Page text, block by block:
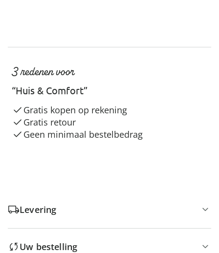
3 redenen voor
“Huis & Comfort”
Gratis kopen op rekening
Gratis retour
Geen minimaal bestelbedrag
Levering
Uw bestelling